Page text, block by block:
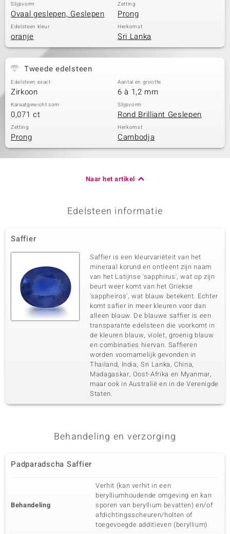
Slijpvorm
Ovaal geslepen, Geslepen
Zetting
Prong
Edelsteen kleur
oranje
Herkomst
Sri Lanka
Tweede edelsteen
Edelsteen exact
Zirkoon
Aantal en grootte
6 à 1,2 mm
Karaatgewicht som
0,071 ct
Slijpvorm
Rond Brilliant Geslepen
Zetting
Prong
Herkomst
Cambodja
Naar het artikel
Edelsteen informatie
Saffier
Saffier is een kleurvariëteit van het
mineraal korund en ontleent zijn naam
van het Latijnse 'sapphirus', wat op zijn
beurt weer komt van het Griekse
'sappheiros', wat blauw betekent. Echter
komt safier in meer kleuren voor dan
alleen blauw. De blauwe saffier is een
transparante edelsteen die voorkomt in
de kleuren blauw, violet, groenig blauw
en combinaties hiervan. Saffieren
worden voornamelijk gevonden in
Thailand, India, Sri Lanka, China,
Madagaskar, Oost-Afrika en Myanmar,
maar ook in Australië en in de Verenigde
Staten.
Behandeling en verzorging
Padparadscha Saffier
Behandeling
Verhit (kan verhit in een
berylliumhoudende omgeving en kan
sporen van beryllium bevatten) en/of
afdichtingsscheuren/holten of
toegevoegde additieven (beryllium)